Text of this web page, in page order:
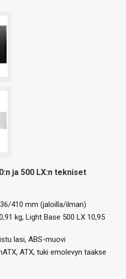
ja 500 LX:n tekniset
410 mm (jaloilla/ilman)
kg, Light Base 500 LX 10,95
lasi, ABS-muovi
ATX, tuki emolevyn taakse